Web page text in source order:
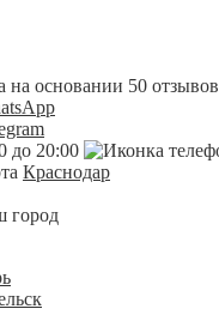
на основании 50 отзывов
до 20:00
Краснодар
город